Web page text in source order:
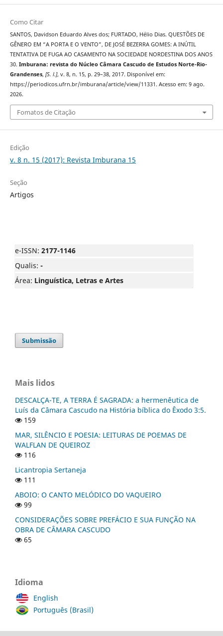
Como Citar
SANTOS, Davidson Eduardo Alves dos; FURTADO, Hélio Dias. QUESTÕES DE
GÊNERO EM “A PORTA E O VENTO”, DE JOSÉ BEZERRA GOMES: A INÚTIL
TENTATIVA DE FUGA AO CASAMENTO NA SOCIEDADE NORDESTINA DOS ANOS
30. Imburana: revista do Núcleo Câmara Cascudo de Estudos Norte-Rio-
Grandenses, [S. l.], v. 8, n. 15, p. 29–38, 2017. Disponível em:
https://periodicos.ufrn.br/imburana/article/view/11331. Acesso em: 9 ago.
2026.
Fomatos de Citação
Edição
v. 8 n. 15 (2017): Revista Imburana 15
Seção
Artigos
e-ISSN: 2177-1146
Qualis: -
Área: Linguística, Letras e Artes
Submissão
Mais lidos
DESCALÇA-TE, A TERRA É SAGRADA: a hermenêutica de
Luís da Câmara Cascudo na História bíblica do Êxodo 3:5.
159
MAR, SILÊNCIO E POESIA: LEITURAS DE POEMAS DE
WALFLAN DE QUEIROZ
116
Licantropia Sertaneja
111
ABOIO: O CANTO MELÓDICO DO VAQUEIRO
99
CONSIDERAÇÕES SOBRE PREFÁCIO E SUA FUNÇÃO NA
OBRA DE CÂMARA CASCUDO
65
Idioma
English
Português (Brasil)